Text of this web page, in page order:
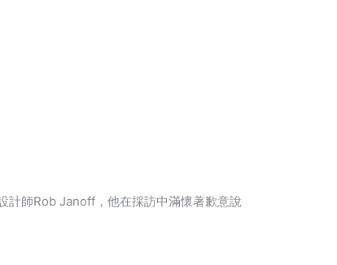
計師Rob Janoff，他在採訪中滿懷著歉意說